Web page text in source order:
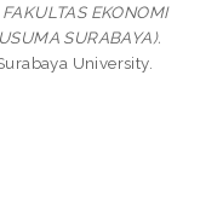
EKONOMI
SURABAYA).
University.